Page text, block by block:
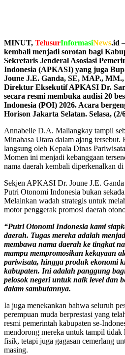
MINUT, TelusurInformasiNews.id
kembali menjadi sorotan bagi
Sekretaris Jenderal Asosiasi
Indonesia (APKASI) yang juga
Joune J.E. Ganda, SE, MAP.,
Direktur Eksekutif APKASI Dr.
secara resmi membuka audisi 20
Indonesia (POI) 2026. Acara
Horison Jakarta Selatan. Selasa, (2/
Annabelle D.A. Maliangkay tampil
Minahasa Utara dalam ajang
langsung oleh Kepala Dinas
Momen ini menjadi kebanggaan
nama daerah kembali diperkenalkan
Sekjen APKASI Dr. Joune J.E.
Putri Otonomi Indonesia bukan
Melainkan wadah strategis untuk
motor penggerak promosi daerah
“Putri Otonomi Indonesia kami
daerah. Tugas mereka adalah
membawa nama daerah ke tingkat
mampu mempromosikan kekayaan
pariwisata, hingga produk ekonomi
kabupaten. Ini adalah panggung
pelosok negeri untuk naik level dan
dalam sambutannya.
Ia juga menekankan bahwa seluruh
perempuan muda berprestasi yang
resmi pemerintah kabupaten se-
mendorong mereka untuk tampil tidak
fisik, tetapi juga gagasan cemerlang
masing.